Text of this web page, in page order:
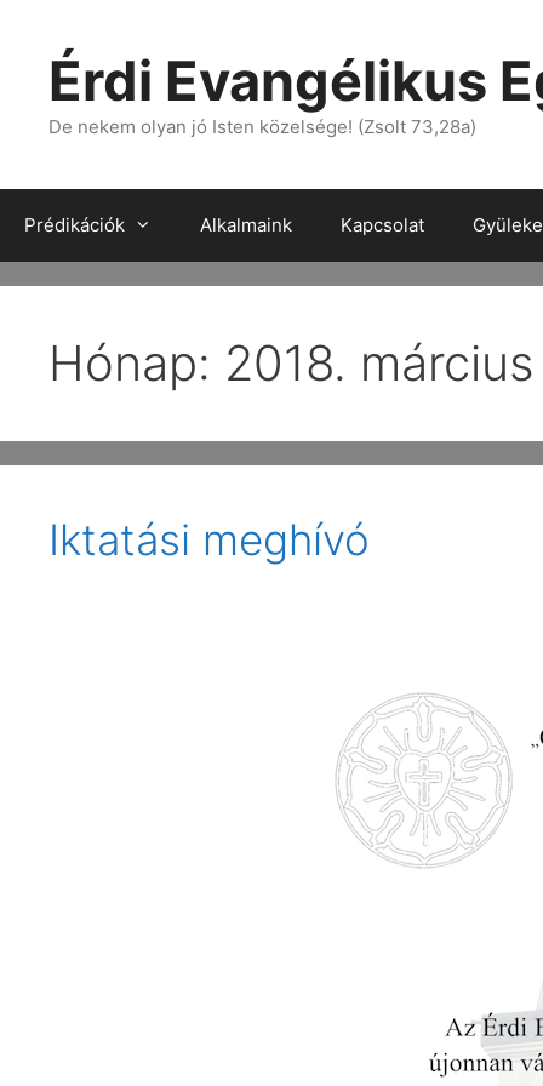
Érdi Evangélikus
De nekem olyan jó Isten közelsége! (Zsolt 73,28a)
Prédikációk Alkalmaink Kapcsolat
Hónap: 2018. március
Iktatási meghívó